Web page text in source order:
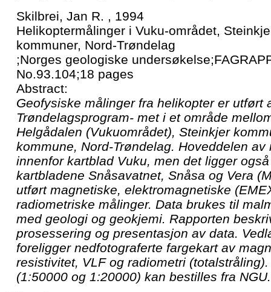
Skilbrei, Jan R. , 1994
Helikoptermålinger i Vuku-området,
kommuner, Nord-Trøndelag
;Norges geologiske
No.93.104;18 pages
Abstract:
Geofysiske målinger fra helikopter er utført
Trøndelagsprogram- met i et område
Helgådalen (Vukuområdet), Steinkjer
kommune, Nord-Trøndelag. Hoveddelen
innenfor kartblad Vuku, men det ligger
kartbladene Snåsavatnet, Snåsa og Vera
utført magnetiske, elektromagnetiske
radiometriske målinger. Data brukes til
med geologi og geokjemi. Rapporten
prosessering og presentasjon av data.
foreligger nedfotograferte fargekart av
resistivitet, VLF og radiometri
(1:50000 og 1:20000) kan bestilles fra NGU.